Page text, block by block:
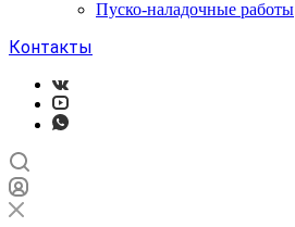
Пуско-наладочные работы
Контакты